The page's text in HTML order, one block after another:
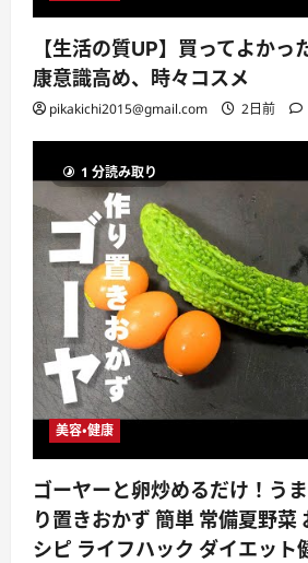
【生活の質UP】買ってよかっ
康意識高め、時々コスメ
pikakichi2015@gmail.com 2日前
1 分読み取り
美容・健康
ゴーヤーと卵炒めるだけ！う
り置きおかず 簡単 常備夏野菜
シピ ライフハック ダイエット